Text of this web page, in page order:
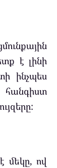
է լինի
ինչպես
հանգիստ
մեկը, ով